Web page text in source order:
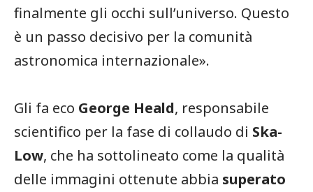
finalmente gli occhi sull’universo. Questo
è un passo decisivo per la comunità
astronomica internazionale».
Gli fa eco George Heald, responsabile
scientifico per la fase di collaudo di Ska-
Low, che ha sottolineato come la qualità
delle immagini ottenute abbia superato